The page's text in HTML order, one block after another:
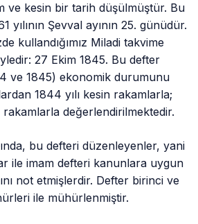
ve kesin bir tarih düşülmüştür. Bu
yılının Şevval ayının 25. günüdür.
kullandığımız Miladi takvime
27 Ekim 1845. Bu defter
ve 1845) ekonomik durumunu
1844 yılı kesin rakamlarla;
rakamlarla değerlendirilmektedir.
bu defteri düzenleyenler, yani
ile imam defteri kanunlara uygun
not etmişlerdir. Defter birinci ve
ile mühürlenmiştir.